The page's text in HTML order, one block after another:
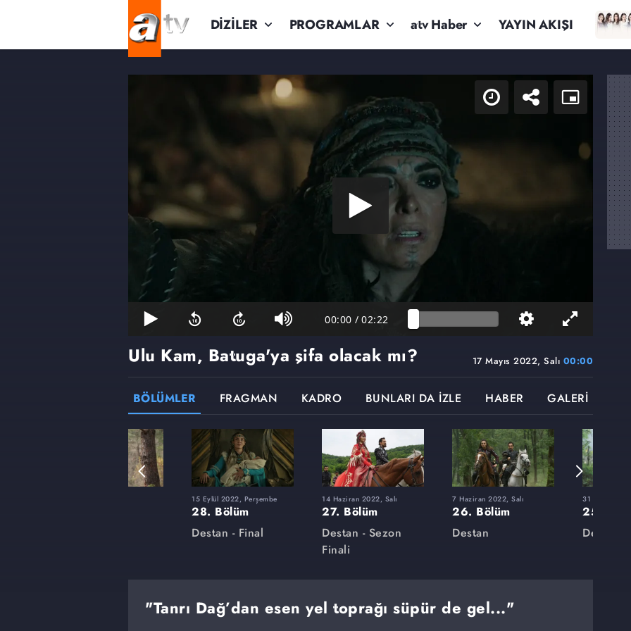
DİZİLER PROGRAMLAR atv Haber YAYIN AKIŞI
00:00 / 02:22
17 Mayıs 2022, Salı 00:00
Ulu Kam, Batuga'ya şifa olacak mı?
BÖLÜMLER FRAGMAN KADRO BUNLARI DA İZLE HABER GALERİ
15 Eylül 2022, Perşembe
28. Bölüm
Destan - Final
14 Haziran 2022, Salı
27. Bölüm
Destan - Sezon
Finali
7 Haziran 2022, Salı
26. Bölüm
Destan
31 Mayıs
25. Bölüm
Destan
"Tanrı Dağ’dan esen yel toprağı süpür de gel..."